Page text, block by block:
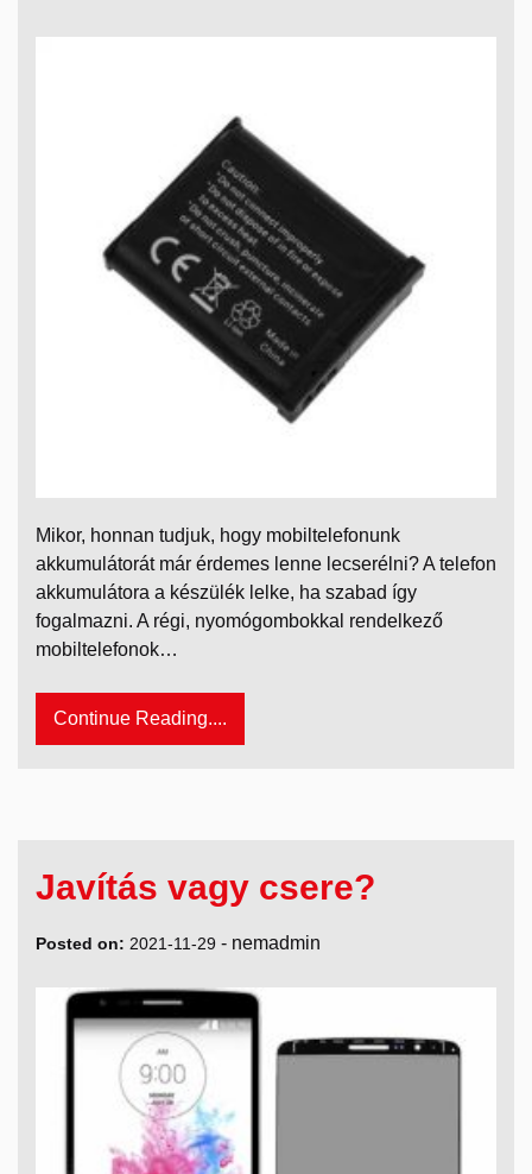
Mikor, honnan tudjuk, hogy mobiltelefonunk
akkumulátorát már érdemes lenne lecserélni? A telefon
akkumulátora a készülék lelke, ha szabad így
fogalmazni. A régi, nyomógombokkal rendelkező
mobiltelefonok…
Continue Reading....
Javítás vagy csere?
Posted on: 2021-11-29 - nemadmin